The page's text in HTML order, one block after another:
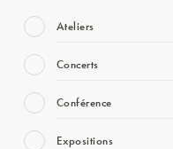
Ateliers
Concerts
Conférence
Expositions